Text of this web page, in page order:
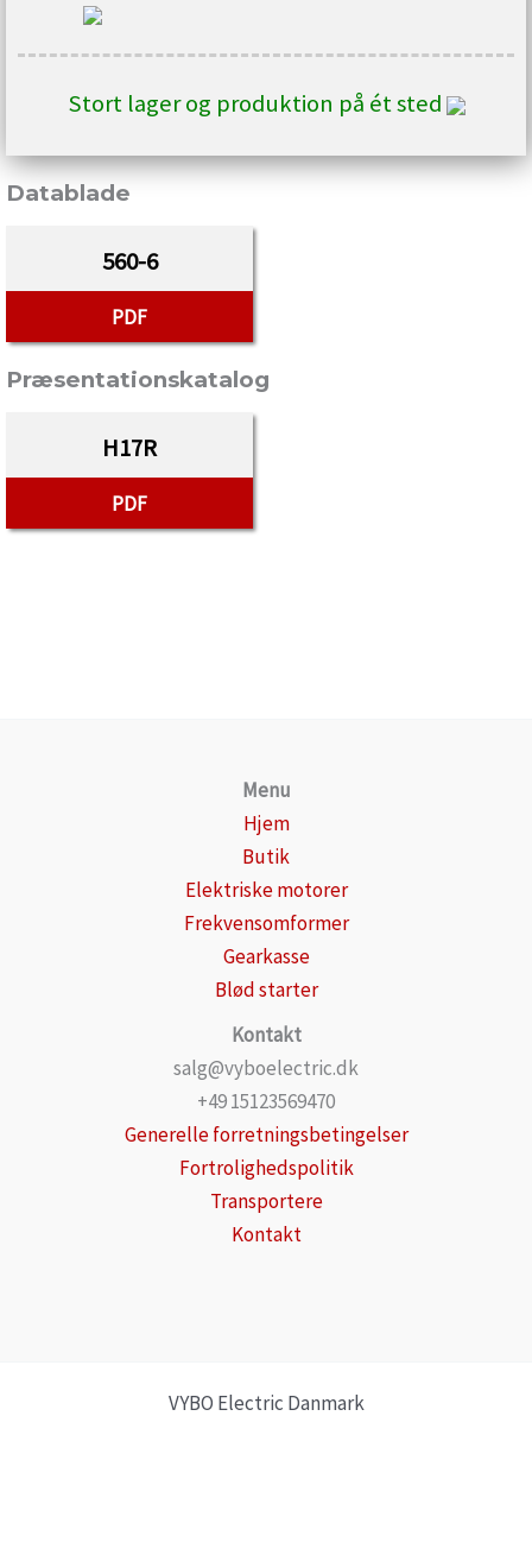
Stort lager og produktion på ét sted
Datablade
560-6
PDF
Præsentationskatalog
H17R
PDF
Menu
Hjem
Butik
Elektriske motorer
Frekvensomformer
Gearkasse
Blød starter
Kontakt
salg@vyboelectric.dk
+49 15123569470
Generelle forretningsbetingelser
Fortrolighedspolitik
Transportere
Kontakt
VYBO Electric Danmark